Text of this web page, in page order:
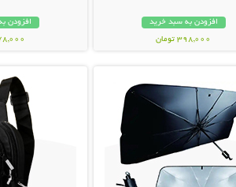
افزودن به سبد خرید
398,000 تومان
افزودن
478,000